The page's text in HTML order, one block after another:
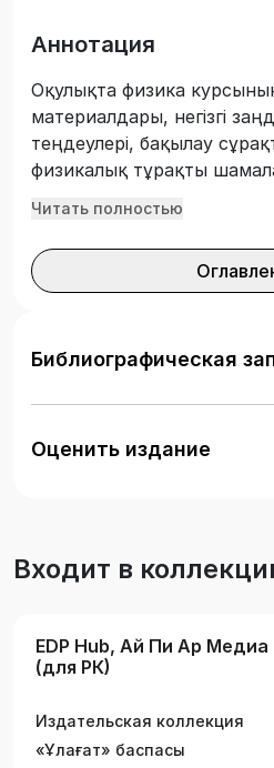
Аннотация
Оқулықта физика
материалдары, негізгі
теңдеулері, бақылау
физикалық тұрақты
Оқулықта студенттердің
материалдармен
«Инженерия және
бағдарламасына сәйкес
Читать полностью
Библиографическая
Оценить издание
Входит в
EDP Hub, Ай Пи Ар Медиа
(для РК)
Издательская коллекция
«Ұлағат» баспасы